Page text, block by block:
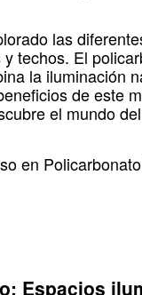
las
techos. El
la iluminación
de este
el mundo
en
Espacios